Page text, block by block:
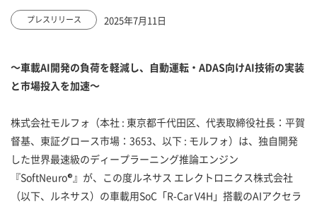
プレスリリース 2025年7月11日
～車載AI開発の負荷を軽減し、自動運転・ADAS向けAI技術の実装
と市場投入を加速～
株式会社モルフォ（本社 : 東京都千代田区、代表取締役社長：平賀
督基、東証グロース市場：3653、以下 : モルフォ）は、独自開発
した世界最速級のディープラーニング推論エンジン
『SoftNeuro®』が、この度ルネサス エレクトロニクス株式会社
（以下、ルネサス）の車載用SoC「R-Car V4H」搭載のAIアクセラ